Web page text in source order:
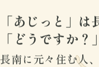
「あじっと」は
「どうですか？」
長南に元々住む人、